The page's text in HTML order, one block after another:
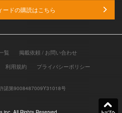
ドの購読はこちら
覧
掲載依頼 / お問い合わせ
利用規約 プライバシーポリシー
諾第9008487009Y31018号